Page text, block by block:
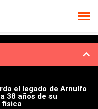
el legado de Arnulfo
38 años de su
física